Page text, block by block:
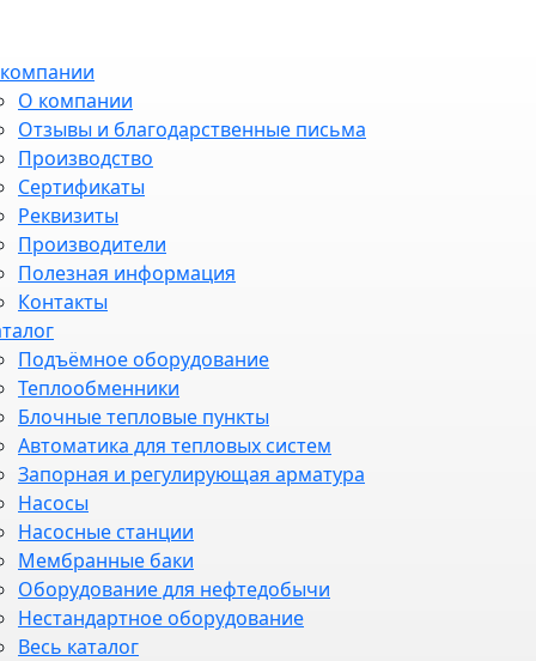
О компании
Отзывы и благодарственные письма
Производство
Сертификаты
Реквизиты
Производители
Полезная информация
Контакты
Подъёмное оборудование
Теплообменники
Блочные тепловые пункты
Автоматика для тепловых систем
Запорная и регулирующая арматура
Насосы
Насосные станции
Мембранные баки
Оборудование для нефтедобычи
Нестандартное оборудование
Весь каталог